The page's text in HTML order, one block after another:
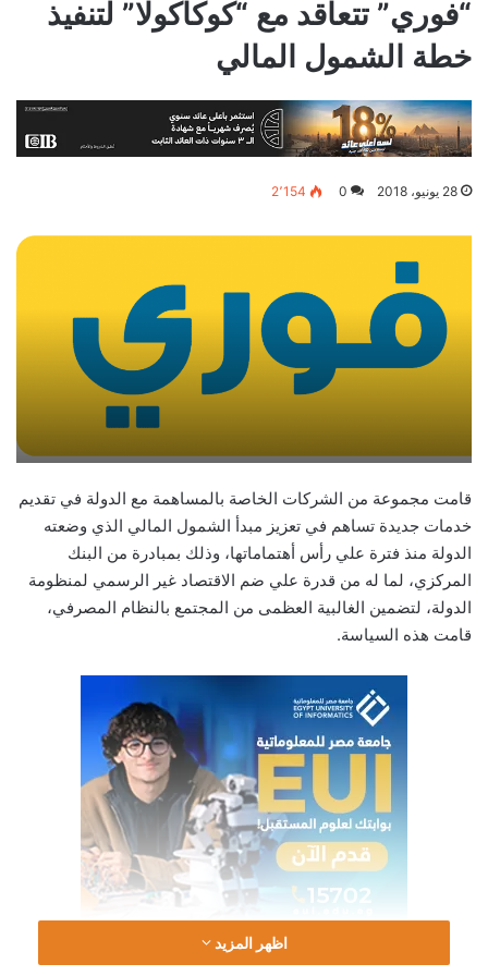
“فوري” تتعاقد مع “كوكاكولا” لتنفيذ
خطة الشمول المالي
28 يونيو، 2018 0 2٬154
قامت مجموعة من الشركات الخاصة بالمساهمة مع الدولة في تقديم
خدمات جديدة تساهم في تعزيز مبدأ الشمول المالي الذي وضعته
الدولة منذ فترة علي رأس أهتماماتها، وذلك بمبادرة من البنك
المركزي، لما له من قدرة علي ضم الاقتصاد غير الرسمي لمنظومة
الدولة، لتضمين الغالبية العظمى من المجتمع بالنظام المصرفي،
قامت هذه السياسة.
اظهر المزيد